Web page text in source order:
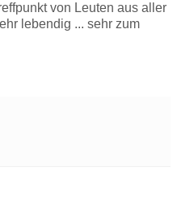
von Leuten aus aller
lebendig ... sehr zum